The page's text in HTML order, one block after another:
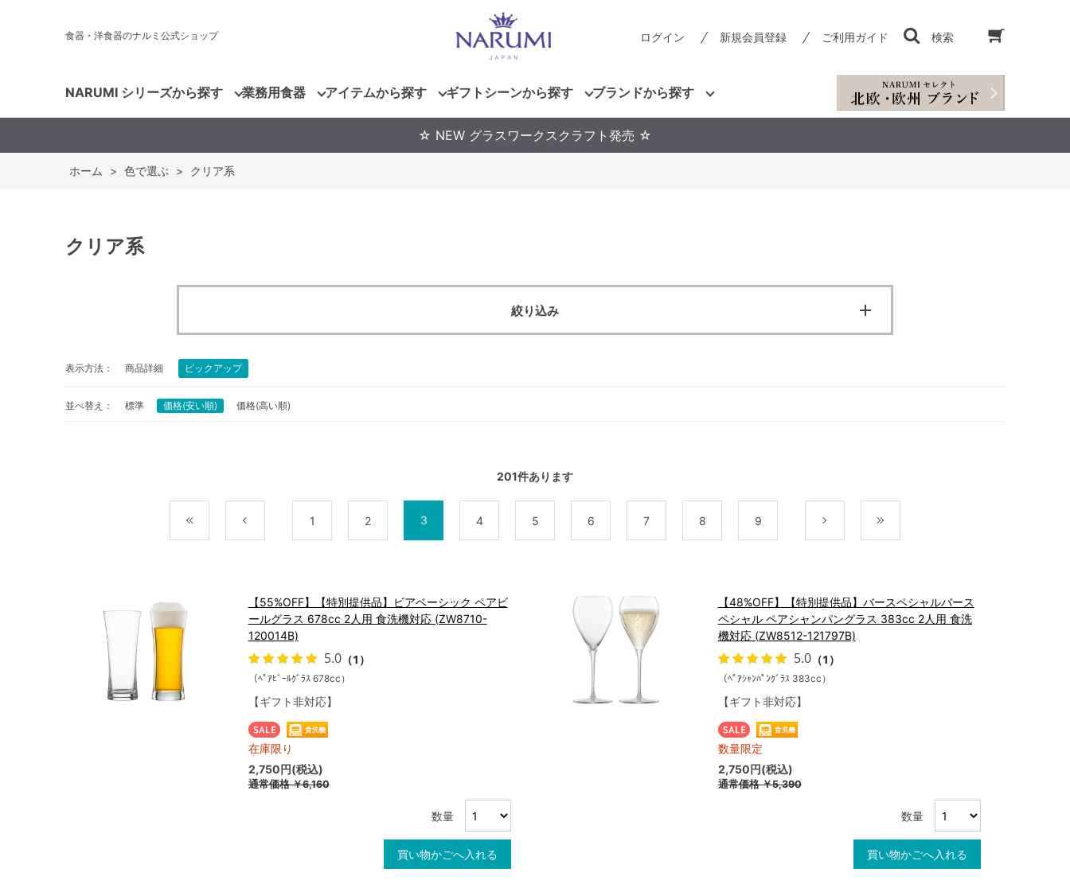
食器・洋食器のナルミ公式ショップ ログイン 新規会員登録 ご利用ガイド 検索
NARUMI シリーズから探す 業務用食器 アイテムから探す ギフトシーンから探す ブランドから探す
☆ NEW グラスワークスクラフト発売 ☆
ホーム > 色で選ぶ > クリア系
クリア系
絞り込み
表示方法： 商品詳細 ピックアップ
並べ替え： 標準 価格(安い順) 価格(高い順)
201件あります
1 2 3 4 5 6 7 8 9
【55%OFF】【特別提供品】ビアベーシック ペアビ
ールグラス 678cc 2人用 食洗機対応 (ZW8710-
120014B)
5.0（1）
（ﾍﾟｱﾋﾞｰﾙｸﾞﾗｽ 678cc）
【ギフト非対応】
在庫限り
2,750円(税込)
通常価格￥6,160
数量
買い物かごへ入れる
【48%OFF】【特別提供品】バースペシャルバース
ペシャル ペアシャンパングラス 383cc 2人用 食洗
機対応 (ZW8512-121797B)
5.0（1）
（ﾍﾟｱｼｬﾝﾊﾟﾝｸﾞﾗｽ 383cc）
【ギフト非対応】
数量限定
2,750円(税込)
通常価格￥5,390
数量
買い物かごへ入れる